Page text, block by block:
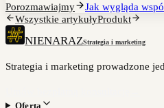
Porozmawiajmy
Jak wygląda
Wszystkie artykułyProdukt
NIENARAZStrategia i marketing
Strategia i marketing prowadzone
Oferta